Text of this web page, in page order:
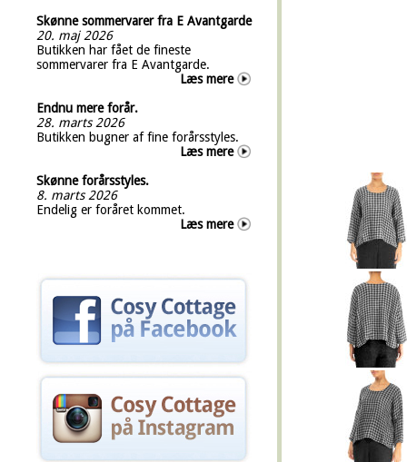
Skønne sommervarer fra E Avantgarde
20. maj 2026
Butikken har fået de fineste
sommervarer fra E Avantgarde.
Læs mere
Endnu mere forår.
28. marts 2026
Butikken bugner af fine forårsstyles.
Læs mere
Skønne forårsstyles.
8. marts 2026
Endelig er foråret kommet.
Læs mere